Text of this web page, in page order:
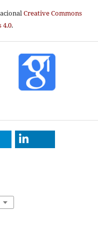
Creative Commons
4.0.